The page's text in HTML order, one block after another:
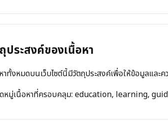
ประสงค์ของเนื้อหา
าทั้งหมดบนเว็บไซต์นี้มีวัตถุประสงค์เพื่อให้ข้อมูลแล
หมู่เนื้อหาที่ครอบคลุม: education, learning,